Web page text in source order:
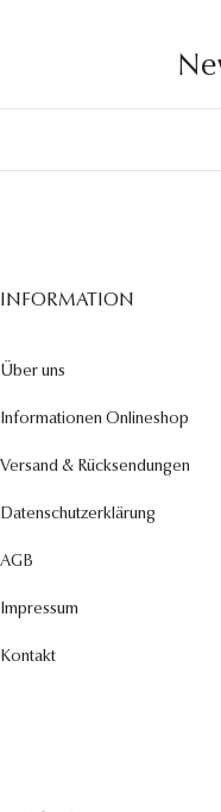
INFORMATION
Über uns
Informationen Onlineshop
Versand & Rücksendungen
Datenschutzerklärung
AGB
Impressum
Kontakt